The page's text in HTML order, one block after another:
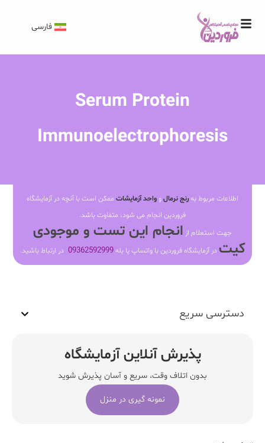
فارسی
Serum Protein
Immunoelectrophoresis
اطلاعات مربوط بهرنج نرمالو واحد آزمایشات ممکن است با آنچه در آزمایشگاه
فروردین انجام می شود، متفاوت باشد.
جهت استعلام از انجام این تست و موجودی
کیت در آزمایشگاه فروردین با واتساپ یا بله09362592999 در ارتباط باشید.
دسترسی سریع
پذیرش آنلاین آزمایشگاه
بدون اتلاف وقت، سریع و آسان پذیرش شوید
نمونه گیری در منزل